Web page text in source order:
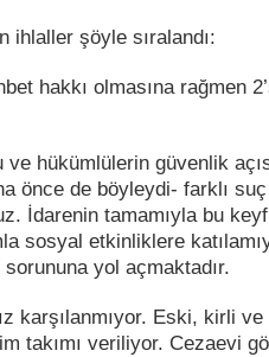
ihlaller şöyle sıralandı:
hakkı olmasına rağmen
hükümlülerin güvenlik
önce de böyleydi- farklı suç
İdarenin tamamıyla bu
sosyal etkinliklere
yol açmaktadır.
karşılanmıyor. Eski, kirli
takımı veriliyor. Cezaevi